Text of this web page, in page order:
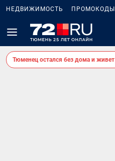
НЕДВИЖИМОСТЬ ПРОМОКОДЫ
Тюменец остался без дома и живет